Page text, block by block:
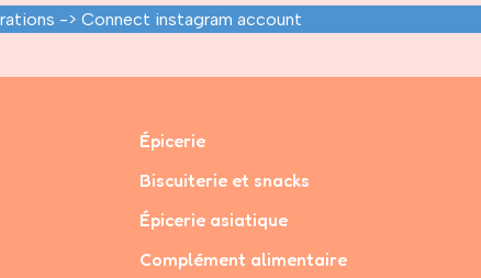
-> Connect instagram account
Épicerie
Biscuiterie et snacks
Épicerie asiatique
Complément alimentaire